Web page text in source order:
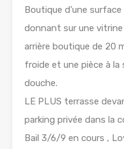
Boutique d’une
donnant sur une
arrière boutique de 20
froide et une pièce à la
douche.
LE PLUS terrasse
parking privée dans la
Bail 3/6/9 en cours ,